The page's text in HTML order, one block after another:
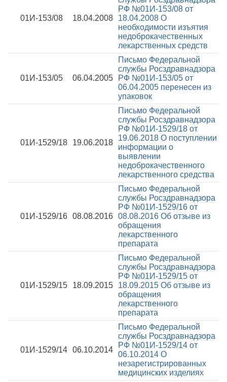
01И-153/08 18.04.2008
РФ №01И-153/08 от
18.04.2008 О
необходимости изъятия
недоброкачественных
лекарственных средств
01И-153/05 06.04.2005
Письмо Федеральной
службы Росздравнадзора
РФ №01И-153/05 от
06.04.2005 перенесен из
упаковок
01И-1529/18 19.06.2018
Письмо Федеральной
службы Росздравнадзора
РФ №01И-1529/18 от
19.06.2018 О поступлении
информации о
выявлении
недоброкачественного
лекарственного средства
01И-1529/16 08.08.2016
Письмо Федеральной
службы Росздравнадзора
РФ №01И-1529/16 от
08.08.2016 Об отзыве из
обращения
лекарственного
препарата
01И-1529/15 18.09.2015
Письмо Федеральной
службы Росздравнадзора
РФ №01И-1529/15 от
18.09.2015 Об отзыве из
обращения
лекарственного
препарата
01И-1529/14 06.10.2014
Письмо Федеральной
службы Росздравнадзора
РФ №01И-1529/14 от
06.10.2014 О
незарегистрированных
медицинских изделиях